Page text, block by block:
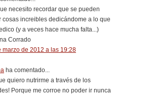
necesito recordar que se pueden
cosas increibles dedicándome a lo que
(y a veces hace mucha falta...)
Corrado
marzo de 2012 a las 19:28
ha comentado...
quiero nutrirme a través de los
Porque me corroe no poder ir nunca